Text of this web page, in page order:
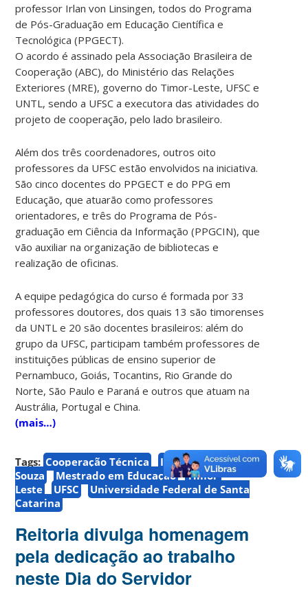
professor Irlan von Linsingen, todos do Programa
de Pós-Graduação em Educação Científica e
Tecnológica (PPGECT).
O acordo é assinado pela Associação Brasileira de
Cooperação (ABC), do Ministério das Relações
Exteriores (MRE), governo do Timor-Leste, UFSC e
UNTL, sendo a UFSC a executora das atividades do
projeto de cooperação, pelo lado brasileiro.
Além dos três coordenadores, outros oito
professores da UFSC estão envolvidos na iniciativa.
São cinco docentes do PPGECT e do PPG em
Educação, que atuarão como professores
orientadores, e três do Programa de Pós-
graduação em Ciência da Informação (PPGCIN), que
vão auxiliar na organização de bibliotecas e
realização de oficinas.
A equipe pedagógica do curso é formada por 33
professores doutores, dos quais 13 são timorenses
da UNTL e 20 são docentes brasileiros: além do
grupo da UFSC, participam também professores de
instituições públicas de ensino superior de
Pernambuco, Goiás, Tocantins, Rio Grande do
Norte, São Paulo e Paraná e outros que atuam na
Austrália, Portugal e China.
(mais…)
Tags: Cooperação Técnica
Irineu Manoel de
Souza
Mestrado em Educação
Timor-
Leste
UFSC
Universidade Federal de Santa
Catarina
Reitoria divulga homenagem
pela dedicação ao trabalho
neste Dia do Servidor